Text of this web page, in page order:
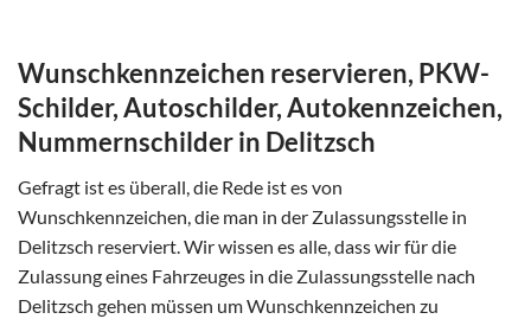
Wunschkennzeichen reservieren, PKW-
Schilder, Autoschilder, Autokennzeichen,
Nummernschilder in Delitzsch
Gefragt ist es überall, die Rede ist es von
Wunschkennzeichen, die man in der Zulassungsstelle in
Delitzsch reserviert. Wir wissen es alle, dass wir für die
Zulassung eines Fahrzeuges in die Zulassungsstelle nach
Delitzsch gehen müssen um Wunschkennzeichen zu